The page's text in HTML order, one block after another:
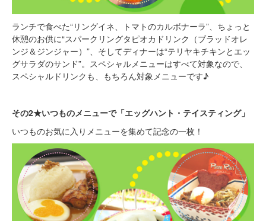
ランチで食べた“リングイネ、トマトのカルボナーラ”、ちょっと
休憩のお供に“スパークリングタピオカドリンク（ブラッドオレ
ンジ＆ジンジャー）”、そしてディナーは“テリヤキチキンとエッ
グサラダのサンド”。スペシャルメニューはすべて対象なので、
スペシャルドリンクも、もちろん対象メニューです♪
その2★いつものメニューで「エッグハント・テイスティング」
いつものお気に入りメニューを集めて記念の一枚！